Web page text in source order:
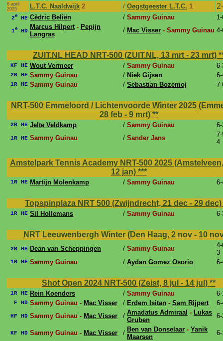
6 april
2025
L.T.C. Naaldwijk 2 / Oegstgeester L.T.C. 1
2e HE Cèdric Beliën / Sammy Guinau
1e HD
Marcus Hilpert- Pepijn
Langras
/ Mac Visser - Sammy Guinau
ZUIT.NL HEAD NRT-500 (ZUIT.NL, 13 mrt - 23 mrt)
KF HE Wout Vermeer / Sammy Guinau
2R HE Sammy Guinau / Niek Gijsen
1R HE Sammy Guinau / Sebastian Bozemoj
NRT-500 Emmeloord / Lichtenvoorde Winter 2025
28 feb - 9 mrt) **
2R HE Jelte Veldkamp / Sammy Guinau
1R HE Sammy Guinau / Sander Jans
4
Amstelpark Tennis Academy NRT-500 2025
12 jan) ***
1R HE Martijn Molenkamp / Sammy Guinau
Topspinplaza NRT 500 (Zwijndrecht, 21 dec - 29 dec)
1R HE Sil Hollemans / Sammy Guinau
NRT Leeuwenbergh Winter (Den Haag, 2 nov - 10
2R HE Dean van Scheppingen / Sammy Guinau
3
1R HE Sammy Guinau / Aydan Gomez Osorio
Shot Open 2024 NRT-500 (Zeist, 8 jul - 14 jul) **
1R HE Rein Koenders / Sammy Guinau
F HD Sammy Guinau - Mac Visser / Erdem Isitan - Sam Rijpert
HF HD Sammy Guinau - Mac Visser / Amadatus Admiraal - Lukas
Gruben
KF HD Sammy Guinau - Mac Visser / Ben van Donselaar - Yanik
Maarsen